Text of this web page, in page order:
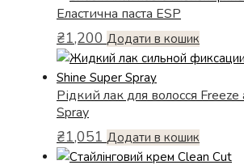
Еластична паста ESP
₴1,200 Додати в кошик
Рідкий лак для волосся Freeze
Spray
₴1,051 Додати в кошик